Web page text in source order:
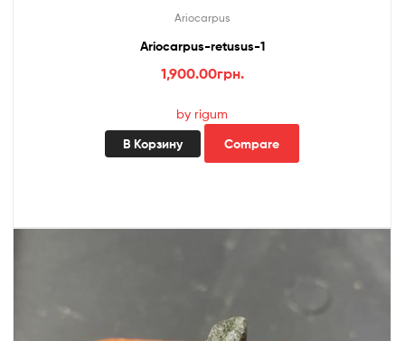
Ariocarpus
Ariocarpus-retusus-1
1,900.00грн.
by rigum
В Корзину Compare